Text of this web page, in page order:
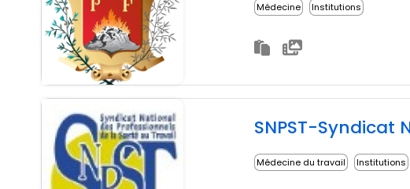
Médecine Institutions
SNPST-Syndicat
Médecine du travail Institutions